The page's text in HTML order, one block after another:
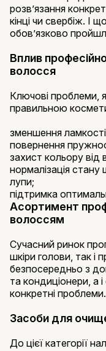
розв’язання
кінці чи свербіж.
обов’язково
Вплив
волосся
Ключові проблеми,
правильною
зменшення
повернення
захист кольору від
нормалізація
лупи;
підтримка
Асортимент
волоссям
Сучасний ринок
шкіри голови, так і
безпосередньо з
та кондиціонери, а
конкретні проблеми.
Засоби для
До цієї категорії